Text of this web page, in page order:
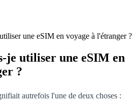
une eSIM en voyage à l'étranger ?
je utiliser une eSIM en
?
autrefois l'une de deux choses :